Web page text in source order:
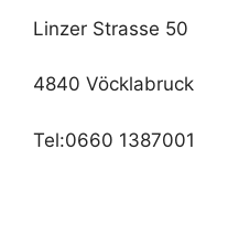
Linzer Strasse 50
4840 Vöcklabruck
Tel:0660 1387001